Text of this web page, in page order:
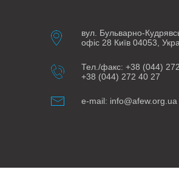
вул. Бульварно-
офіс 28 Київ 04053,
Тел./факс: +38 (044)
+38 (044) 272 40 27
e-mail: info@afew.org.ua